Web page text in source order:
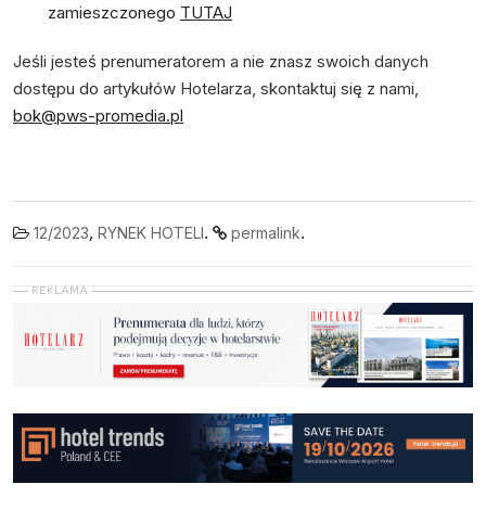
zamieszczonego TUTAJ
Jeśli jesteś prenumeratorem a nie znasz swoich danych
dostępu do artykułów Hotelarza, skontaktuj się z nami,
bok@pws-promedia.pl
12/2023, RYNEK HOTELI. permalink.